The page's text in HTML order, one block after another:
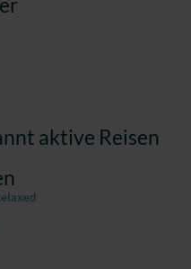
aktive Reisen